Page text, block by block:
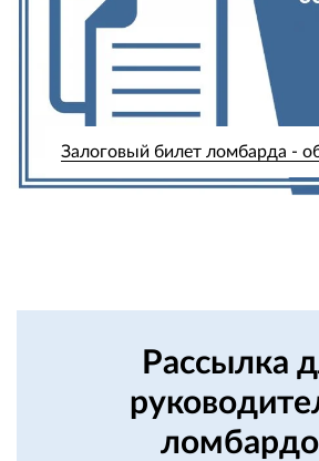
Залоговый билет ломбарда -
Рассылка